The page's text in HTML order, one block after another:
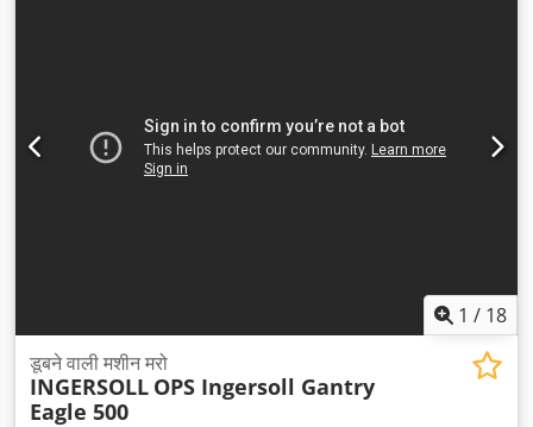
1 / 18
डूबने वाली मशीन मरो
INGERSOLL OPS Ingersoll Gantry
Eagle 500